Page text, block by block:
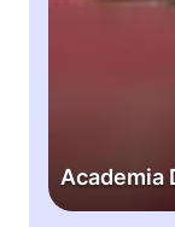
Academia
e